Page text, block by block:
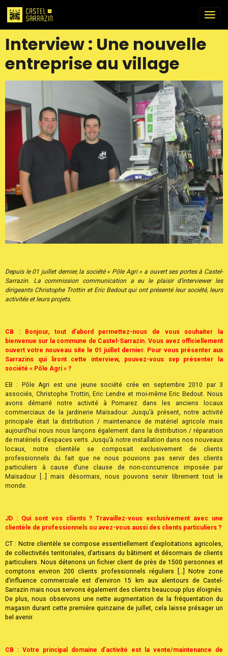
Interview : Une nouvelle
entreprise au village
Sarrazin. La commission communication a eu le plaisir d’interviewer les
dirigeants Christophe Trottin et Eric Bedout qui ont présenté leur société, leurs
activités et leurs projets.
CB : Bonjour, tout d’abord permettez-nous de vous souhaiter la
bienvenue sur la commune de Castel-Sarrazin. Vous avez officiellement
ouvert votre nouveau site le 01 juillet dernier. Pour vous présenter aux
Sarrazins qui liront cette interview, pouvez-vous svp présenter la
société « Pôle Agri » ?
EB : Pôle Agri est une jeune société crée en septembre 2010 par 3
associés, Christophe Trottin, Eric Lendre et moi-même Eric Bedout. Nous
avons démarré notre activité à Pomarez dans les anciens locaux
commerciaux de la jardinerie Maïsadour. Jusqu’à présent, notre activité
principale était la distribution / maintenance de matériel agricole mais
aujourd’hui nous nous lançons également dans la distribution / réparation
particuliers à cause d’une clause de non-concurrence imposée par
Maïsadour […] mais désormais, nous pouvons servir librement tout le
JD : Qui sont vos clients ? Travaillez-vous exclusivement avec une
clientèle de professionnels ou avez-vous aussi des clients particuliers ?
CT : Notre clientèle se compose essentiellement d’exploitations agricoles,
de collectivités territoriales, d’artisans du bâtiment et désormais de clients
particuliers. Nous détenons un fichier client de près de 1500 personnes et
De plus, nous observons une nette augmentation de la fréquentation du